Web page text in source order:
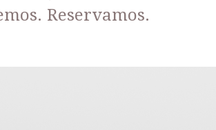
Reservamos.